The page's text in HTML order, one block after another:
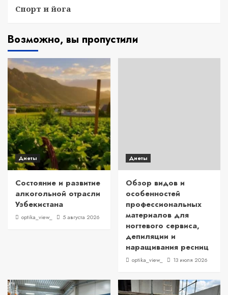
Спорт и йога
Возможно, вы пропустили
Диеты
Состояние и развитие
алкогольной отрасли
Узбекистана
optika_view_ 5 августа 2026
Диеты
Обзор видов и
особенностей
профессиональных
материалов для
ногтевого сервиса,
депиляции и
наращивания ресниц
optika_view_ 13 июля 2026